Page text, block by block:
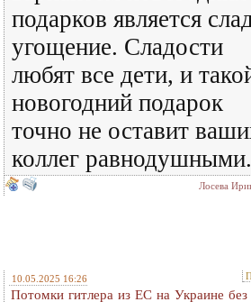
подарков является
угощение. Сладости
любят все дети, и
новогодний подарок
точно не оставит
коллег равнодушными.
Лосева
10.05.2025 16:26
Потомки гитлера из ЕС на Украине без